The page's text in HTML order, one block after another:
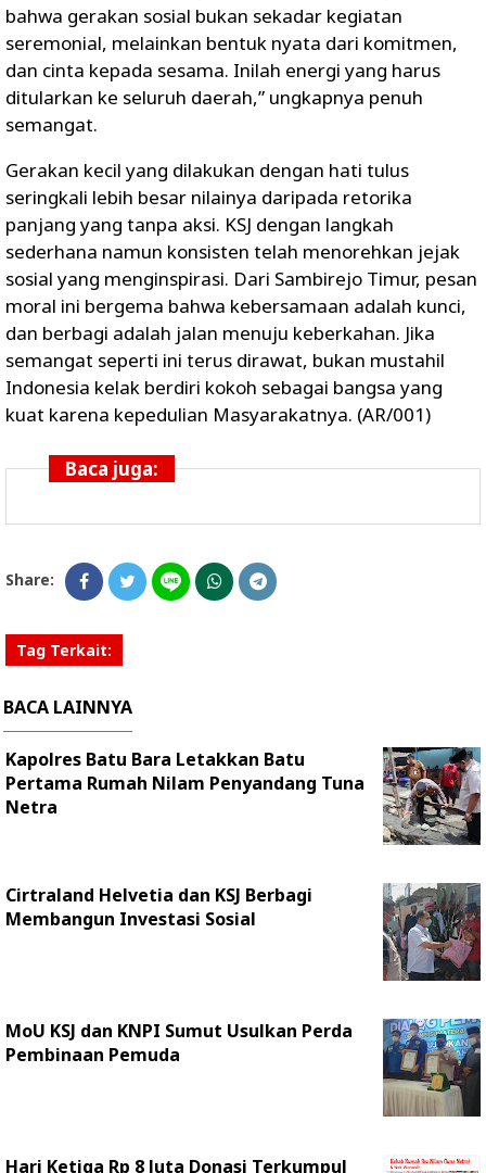
bahwa gerakan sosial bukan sekadar kegiatan
seremonial, melainkan bentuk nyata dari komitmen,
dan cinta kepada sesama. Inilah energi yang harus
ditularkan ke seluruh daerah,” ungkapnya penuh
semangat.
Gerakan kecil yang dilakukan dengan hati tulus
seringkali lebih besar nilainya daripada retorika
panjang yang tanpa aksi. KSJ dengan langkah
sederhana namun konsisten telah menorehkan jejak
sosial yang menginspirasi. Dari Sambirejo Timur, pesan
moral ini bergema bahwa kebersamaan adalah kunci,
dan berbagi adalah jalan menuju keberkahan. Jika
semangat seperti ini terus dirawat, bukan mustahil
Indonesia kelak berdiri kokoh sebagai bangsa yang
kuat karena kepedulian Masyarakatnya. (AR/001)
Baca juga:
Share:
Tag Terkait:
BACA LAINNYA
Kapolres Batu Bara Letakkan Batu
Pertama Rumah Nilam Penyandang Tuna
Netra
Cirtraland Helvetia dan KSJ Berbagi
Membangun Investasi Sosial
MoU KSJ dan KNPI Sumut Usulkan Perda
Pembinaan Pemuda
Hari Ketiga Rp 8 Juta Donasi Terkumpul